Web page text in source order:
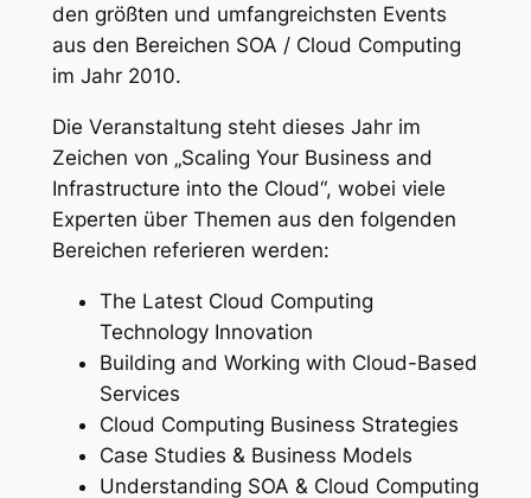
den größten und umfangreichsten Events
aus den Bereichen SOA / Cloud Computing
im Jahr 2010.
Die Veranstaltung steht dieses Jahr im
Zeichen von „Scaling Your Business and
Infrastructure into the Cloud“, wobei viele
Experten über Themen aus den folgenden
Bereichen referieren werden:
The Latest Cloud Computing
Technology Innovation
Building and Working with Cloud-Based
Services
Cloud Computing Business Strategies
Case Studies & Business Models
Understanding SOA & Cloud Computing